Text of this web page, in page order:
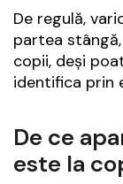
De regulă,
partea
copii, deși
identifica prin
De ce
este la